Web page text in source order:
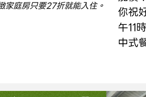
家庭房只要27折就能入住。
你祝
午11
中式